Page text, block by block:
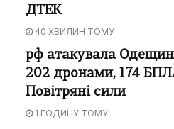
ДТЕК
40 ХВИЛИН ТОМУ
рф атакувала
202 дронами, 174
Повітряні сили
1 ГОДИНУ ТОМУ